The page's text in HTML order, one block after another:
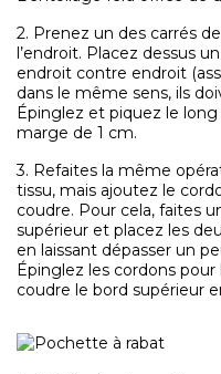
2. Prenez un des carrés
l’endroit. Placez dessus
endroit contre endroit
dans le même sens, ils
Épinglez et piquez le
marge de 1 cm.
3. Refaites la même
tissu, mais ajoutez le
coudre. Pour cela, faites
supérieur et placez les
en laissant dépasser un
Épinglez les cordons
coudre le bord supérieur